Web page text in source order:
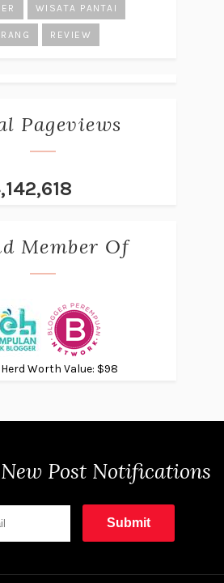
WISATA PANTAI
REVIEW
Pageviews
Member Of
Post Notifications